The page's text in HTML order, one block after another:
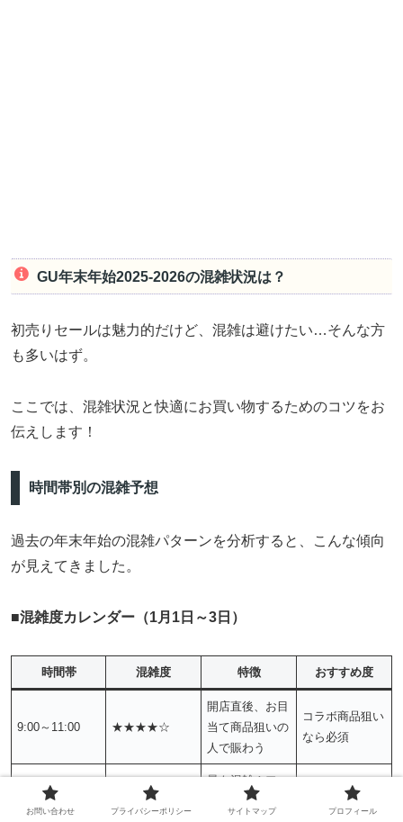
GU年末年始2025-2026の混雑状況は？
初売りセールは魅力的だけど、混雑は避けたい…そんな方
も多いはず。
ここでは、混雑状況と快適にお買い物するためのコツをお
伝えします！
時間帯別の混雑予想
過去の年末年始の混雑パターンを分析すると、こんな傾向
が見えてきました。
■混雑度カレンダー（1月1日～3日）
時間帯 混雑度 特徴 おすすめ度
9:00～11:00 ★★★★☆
開店直後、お目
当て商品狙いの
人で賑わう
コラボ商品狙い
なら必須
11:00～14:00 ★★★★★
最も混雑！ファ
ミリー層も加わ
避けた方が無難
お問い合わせ プライバシーポリシー サイトマップ プロフィール